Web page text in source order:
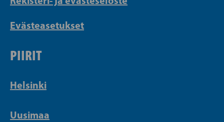
Evästeasetukset
PIIRIT
Helsinki
Uusimaa